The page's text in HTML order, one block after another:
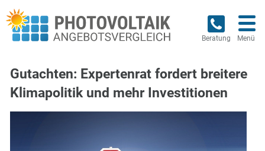
Beratung Menü
Gutachten: Expertenrat fordert breitere
Klimapolitik und mehr Investitionen